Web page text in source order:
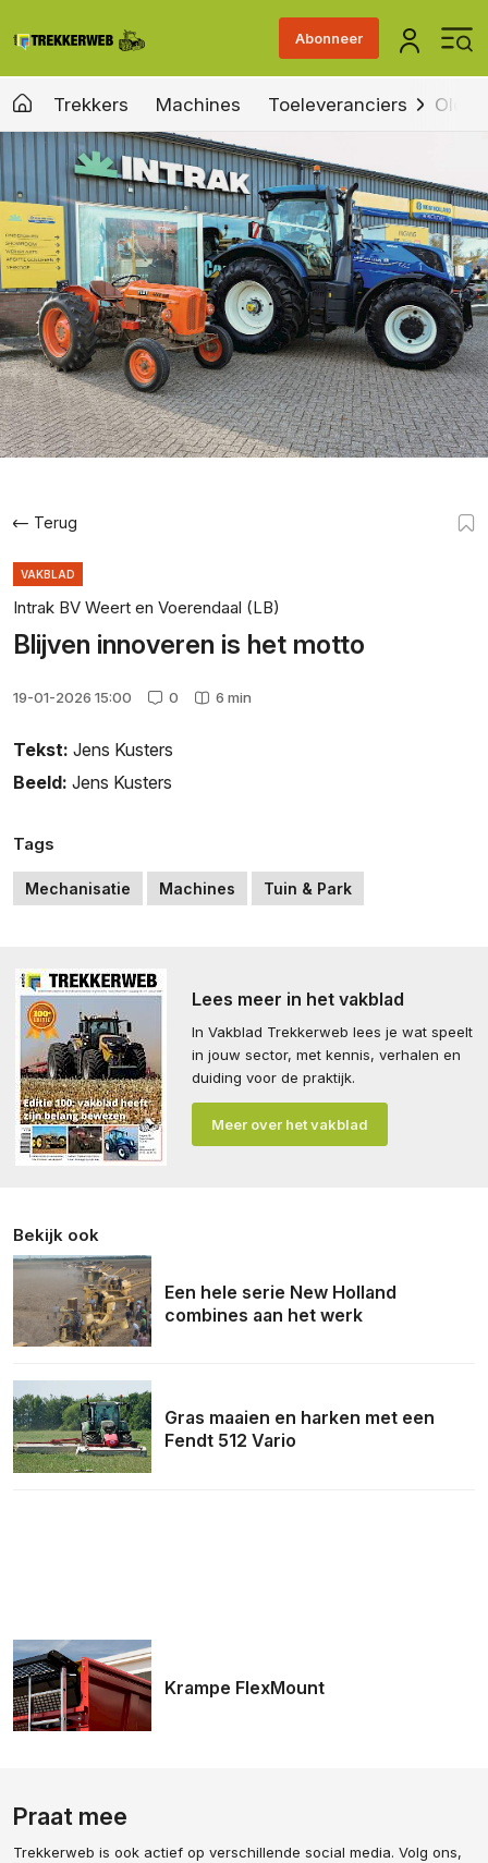
Abonneer
Trekkers Machines Toeleveranciers Old &
Terug
VAKBLAD
Intrak BV Weert en Voerendaal (LB)
Blijven innoveren is het motto
19-01-2026 15:00 0 6 min
Tekst: Jens Kusters
Beeld: Jens Kusters
Tags
Mechanisatie Machines Tuin & Park
Lees meer in het vakblad
In Vakblad Trekkerweb lees je wat speelt
in jouw sector, met kennis, verhalen en
duiding voor de praktijk.
Meer over het vakblad
Bekijk ook
Een hele serie New Holland
combines aan het werk
Gras maaien en harken met een
Fendt 512 Vario
Krampe FlexMount
Praat mee
Trekkerweb is ook actief op verschillende social media. Volg ons,